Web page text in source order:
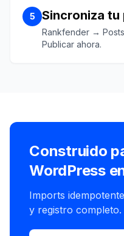
5 Sincroniza
Rankfender →
Publicar ahora.
Construido
WordPress
Imports
y registro completo.